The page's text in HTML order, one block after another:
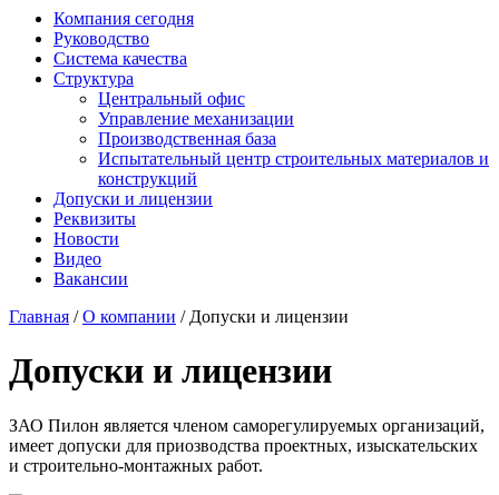
Компания сегодня
Руководство
Система качества
Структура
Центральный офис
Управление механизации
Производственная база
Испытательный центр строительных материалов и
конструкций
Допуски и лицензии
Реквизиты
Новости
Видео
Вакансии
Главная /О компании / Допуски и лицензии
Допуски и лицензии
ЗАО Пилон является членом саморегулируемых организаций,
имеет допуски для приозводства проектных, изыскательских
и строительно-монтажных работ.